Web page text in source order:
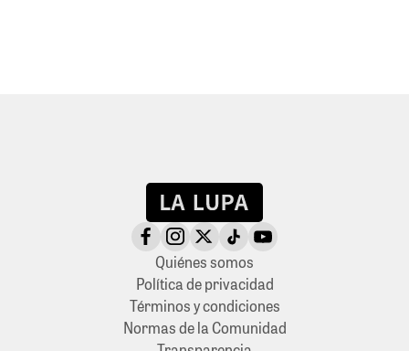
Quiénes somos
Política de privacidad
Términos y condiciones
Normas de la Comunidad